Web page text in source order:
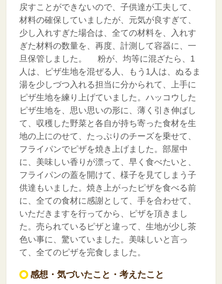
戻すことができないので、子供達が工夫して、
材料の確保していましたが、元気が良すぎて、
少し入れすぎた場合は、全ての材料を、入れす
ぎた材料の数量を、再度、計測して容器に、一
旦保管しました。
粉が、均等に混ざたら、1
人は、ピザ生地を混ぜる人、もう1人は、ぬるま
湯を少しづつ入れる担当に分かられて、上手に
ピザ生地を練り上げていました。ハッコウした
ピザ生地を、思い思いの形に、薄く引き伸ばし
て、収穫した野菜と各自が持ち寄った食材を生
地の上にのせて、たっぷりのチーズを乗せて、
フライパンでピザを焼き上げました。部屋中
に、美味しい香りが漂って、早く食べたいと、
フライパンの蓋を開けて、様子を見てしまう子
供達もいました。焼き上がったピザを食べる前
に、全ての食材に感謝として、手を合わせて、
いただきますを行ってから、ピザを頂きまし
た。売られているピザと違って、生地が少し茶
色い事に、驚いていました。美味しいと言っ
て、全てのピザを完食しました。
感想・気づいたこと・考えたこと